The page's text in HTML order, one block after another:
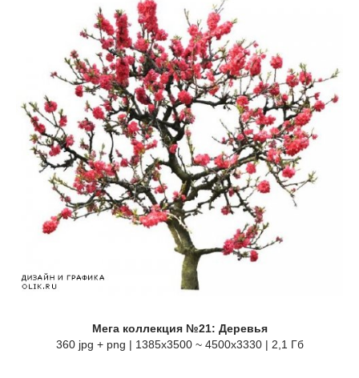
Мега коллекция №21: Деревья
360 jpg + png | 1385x3500 ~ 4500x3330 | 2,1 Гб